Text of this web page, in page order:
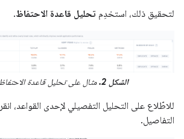
لتحقيق ذلك، استخدِم تحليل قاعدة الاحتفاظ.
الشكل 2. مثال على تحليل قاعدة الاحتفاظ
للاطّلاع على التحليل التفصيلي لإحدى القواعد،
التفاصيل.